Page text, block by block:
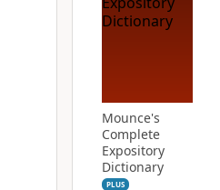
Mounce's
Complete
Expository
Dictionary
PLUS